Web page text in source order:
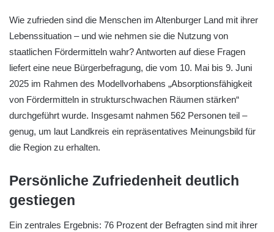
Wie zufrieden sind die Menschen im Altenburger Land mit ihrer
Lebenssituation – und wie nehmen sie die Nutzung von
staatlichen Fördermitteln wahr? Antworten auf diese Fragen
liefert eine neue Bürgerbefragung, die vom 10. Mai bis 9. Juni
2025 im Rahmen des Modellvorhabens „Absorptionsfähigkeit
von Fördermitteln in strukturschwachen Räumen stärken“
durchgeführt wurde. Insgesamt nahmen 562 Personen teil –
genug, um laut Landkreis ein repräsentatives Meinungsbild für
die Region zu erhalten.
Persönliche Zufriedenheit deutlich
gestiegen
Ein zentrales Ergebnis: 76 Prozent der Befragten sind mit ihrer